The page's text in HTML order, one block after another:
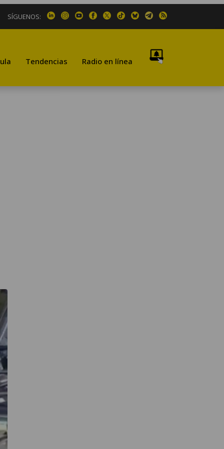
SÍGUENOS:
Tendencias Radio en línea